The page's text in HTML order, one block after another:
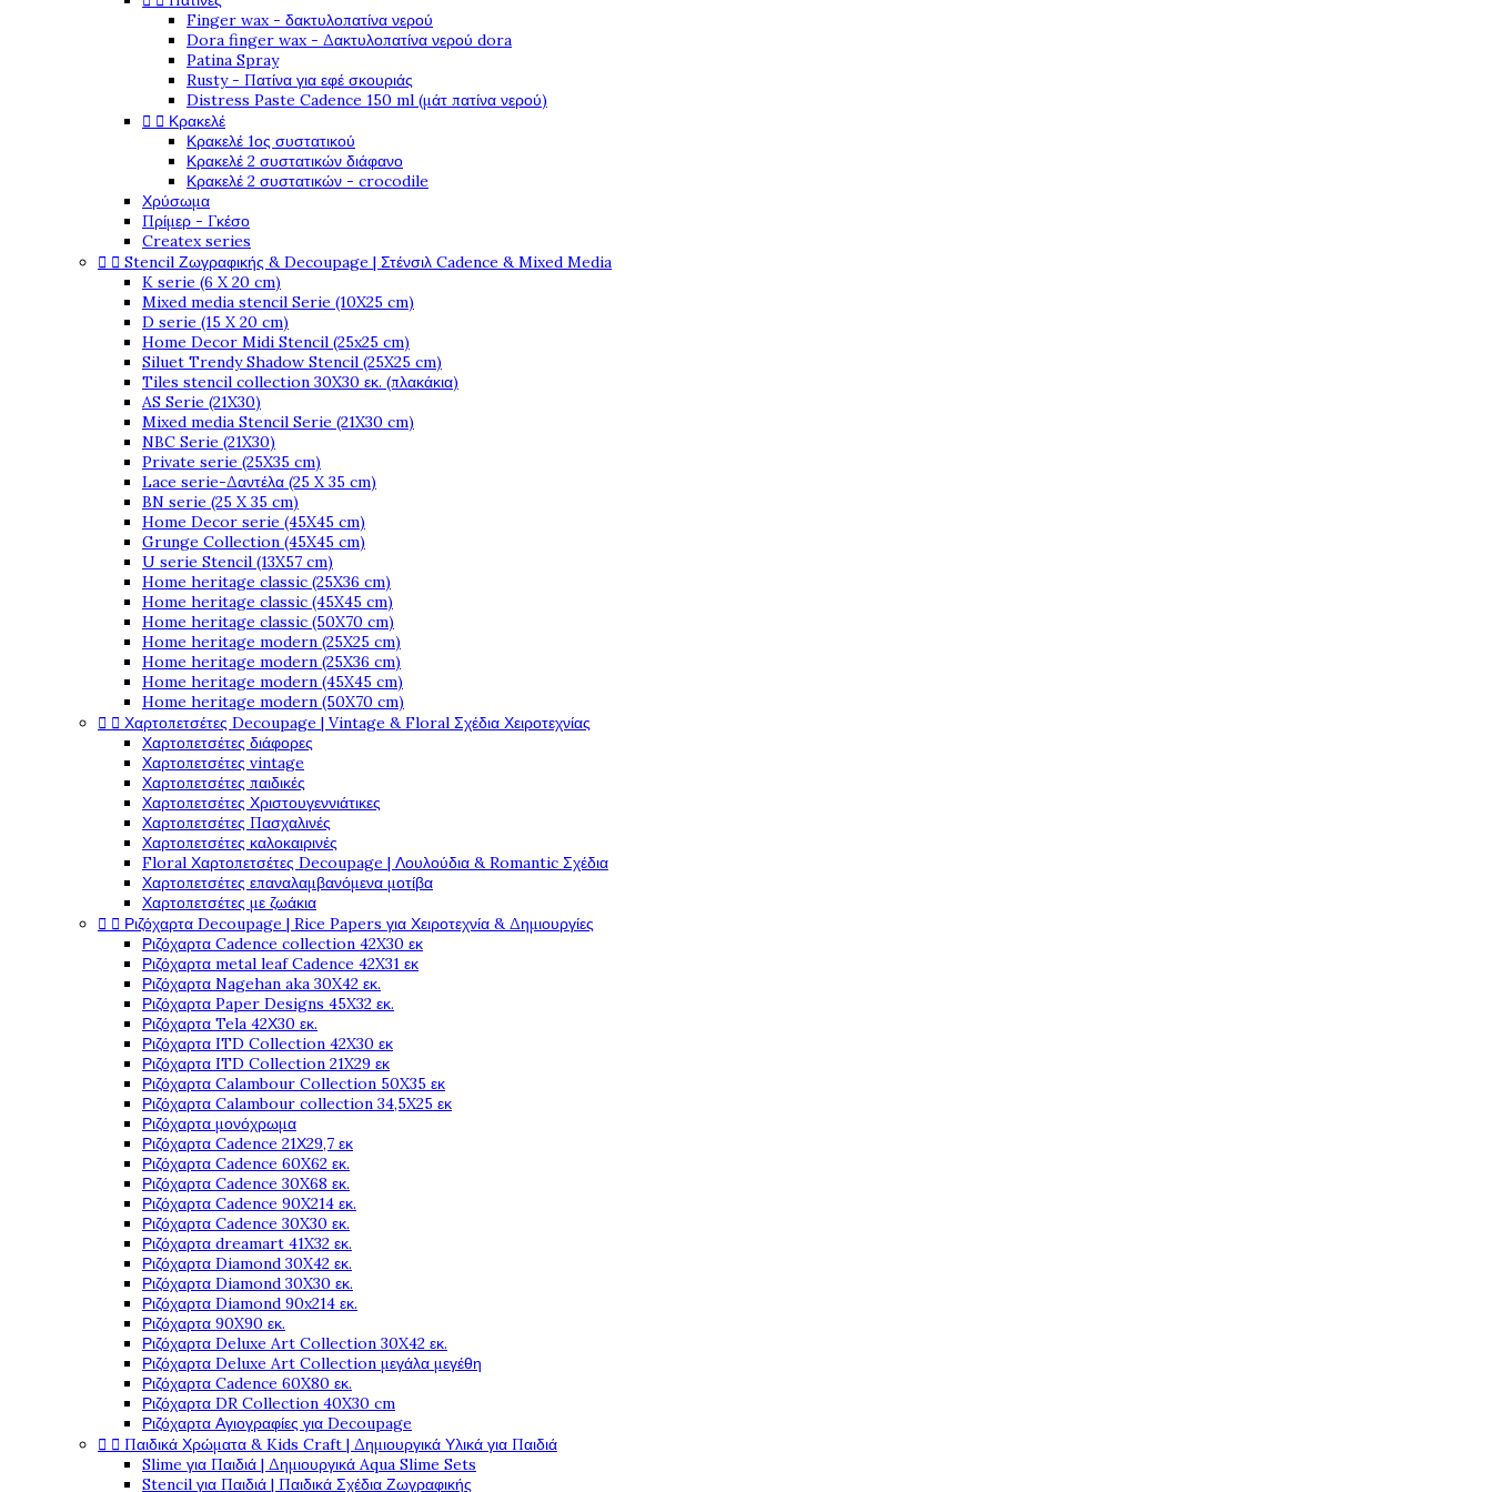
Finger wax - δακτυλοπατίνα νερού
Dora finger wax - Δακτυλοπατίνα νερού dora
Patina Spray
Rusty - Πατίνα για εφέ σκουριάς
Distress Paste Cadence 150 ml (μάτ πατίνα νερού)
  Κρακελέ
Κρακελέ 1ος συστατικού
Κρακελέ 2 συστατικών διάφανο
Κρακελέ 2 συστατικών - crocodile
Χρύσωμα
Πρίμερ - Γκέσο
Createx series
  Stencil Ζωγραφικής & Decoupage | Στένσιλ Cadence & Mixed Media
K serie (6 X 20 cm)
Mixed media stencil Serie (10X25 cm)
D serie (15 X 20 cm)
Home Decor Midi Stencil (25x25 cm)
Siluet Trendy Shadow Stencil (25X25 cm)
Tiles stencil collection 30X30 εκ. (πλακάκια)
AS Serie (21X30)
Mixed media Stencil Serie (21X30 cm)
NBC Serie (21X30)
Private serie (25X35 cm)
Lace serie-Δαντέλα (25 X 35 cm)
BN serie (25 X 35 cm)
Home Decor serie (45X45 cm)
Grunge Collection (45X45 cm)
U serie Stencil (13X57 cm)
Home heritage classic (25X36 cm)
Home heritage classic (45X45 cm)
Home heritage classic (50X70 cm)
Home heritage modern (25X25 cm)
Home heritage modern (25X36 cm)
Home heritage modern (45X45 cm)
Home heritage modern (50X70 cm)
  Χαρτοπετσέτες Decoupage | Vintage & Floral Σχέδια Χειροτεχνίας
Χαρτοπετσέτες διάφορες
Χαρτοπετσέτες vintage
Χαρτοπετσέτες παιδικές
Χαρτοπετσέτες Χριστουγεννιάτικες
Χαρτοπετσέτες Πασχαλινές
Χαρτοπετσέτες καλοκαιρινές
Floral Χαρτοπετσέτες Decoupage | Λουλούδια & Romantic Σχέδια
Χαρτοπετσέτες επαναλαμβανόμενα μοτίβα
Χαρτοπετσέτες με ζωάκια
  Ριζόχαρτα Decoupage | Rice Papers για Χειροτεχνία & Δημιουργίες
Ριζόχαρτα Cadence collection 42X30 εκ
Ριζόχαρτα metal leaf Cadence 42X31 εκ
Ριζόχαρτα Nagehan aka 30X42 εκ.
Ριζόχαρτα Paper Designs 45X32 εκ.
Ριζόχαρτα Tela 42Χ30 εκ.
Ριζόχαρτα ITD Collection 42X30 εκ
Ριζόχαρτα ITD Collection 21X29 εκ
Ριζόχαρτα Calambour Collection 50X35 εκ
Ριζόχαρτα Calambour collection 34,5X25 εκ
Ριζόχαρτα μονόχρωμα
Ριζόχαρτα Cadence 21Χ29,7 εκ
Ριζόχαρτα Cadence 60X62 εκ.
Ριζόχαρτα Cadence 30X68 εκ.
Ριζόχαρτα Cadence 90X214 εκ.
Ριζόχαρτα Cadence 30X30 εκ.
Ριζόχαρτα dreamart 41X32 εκ.
Ριζόχαρτα Diamond 30X42 εκ.
Ριζόχαρτα Diamond 30X30 εκ.
Ριζόχαρτα Diamond 90x214 εκ.
Ριζόχαρτα 90X90 εκ.
Ριζόχαρτα Deluxe Art Collection 30X42 εκ.
Ριζόχαρτα Deluxe Art Collection μεγάλα μεγέθη
Ριζόχαρτα Cadence 60X80 εκ.
Ριζόχαρτα DR Collection 40X30 cm
Ριζόχαρτα Αγιογραφίες για Decoupage
  Παιδικά Χρώματα & Kids Craft | Δημιουργικά Υλικά για Παιδιά
Slime για Παιδιά | Δημιουργικά Aqua Slime Sets
Stencil για Παιδιά | Παιδικά Σχέδια Ζωγραφικής